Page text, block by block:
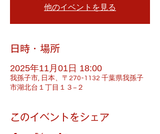
他のイベントを見る
日時・場所
2025年11月01日 18:00
我孫子市, 日本、〒270-1132 千葉県我孫子
市湖北台１丁目１３−２
このイベントをシェア